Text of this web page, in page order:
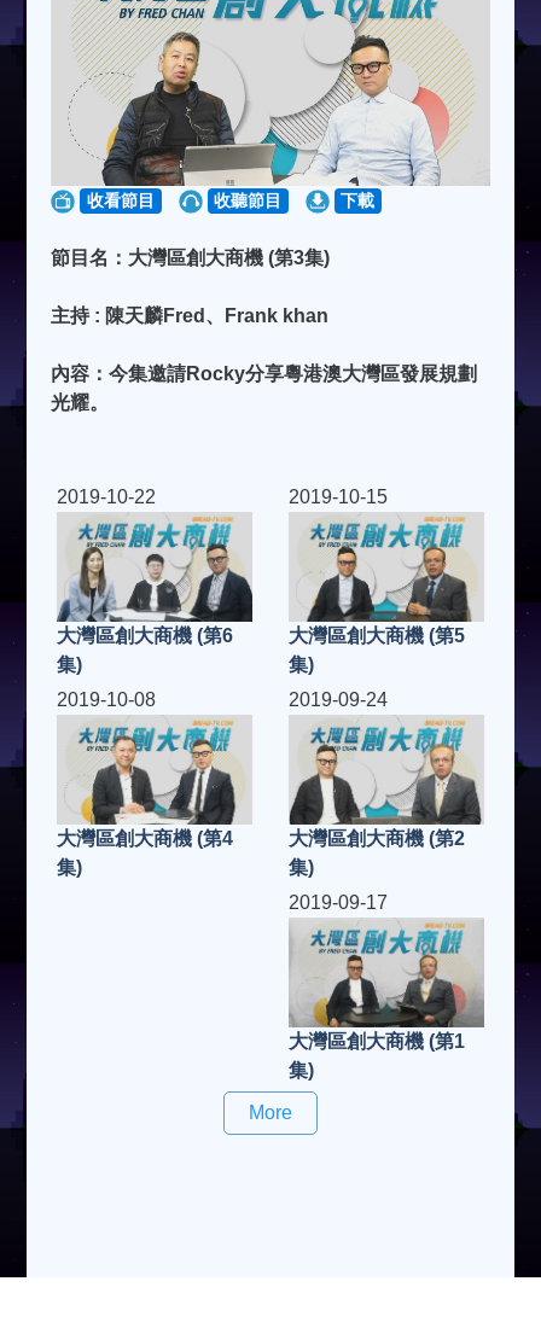
收看節目 收聽節目 下載
節目名：大灣區創大商機 (第3集)
主持 : 陳天麟Fred、Frank khan
內容：今集邀請Rocky分享粵港澳大灣區發展規劃
光耀。
2019-10-22
大灣區創大商機 (第6
集)
2019-10-15
大灣區創大商機 (第5
集)
2019-10-08
大灣區創大商機 (第4
集)
2019-09-24
大灣區創大商機 (第2
集)
2019-09-17
大灣區創大商機 (第1
集)
More